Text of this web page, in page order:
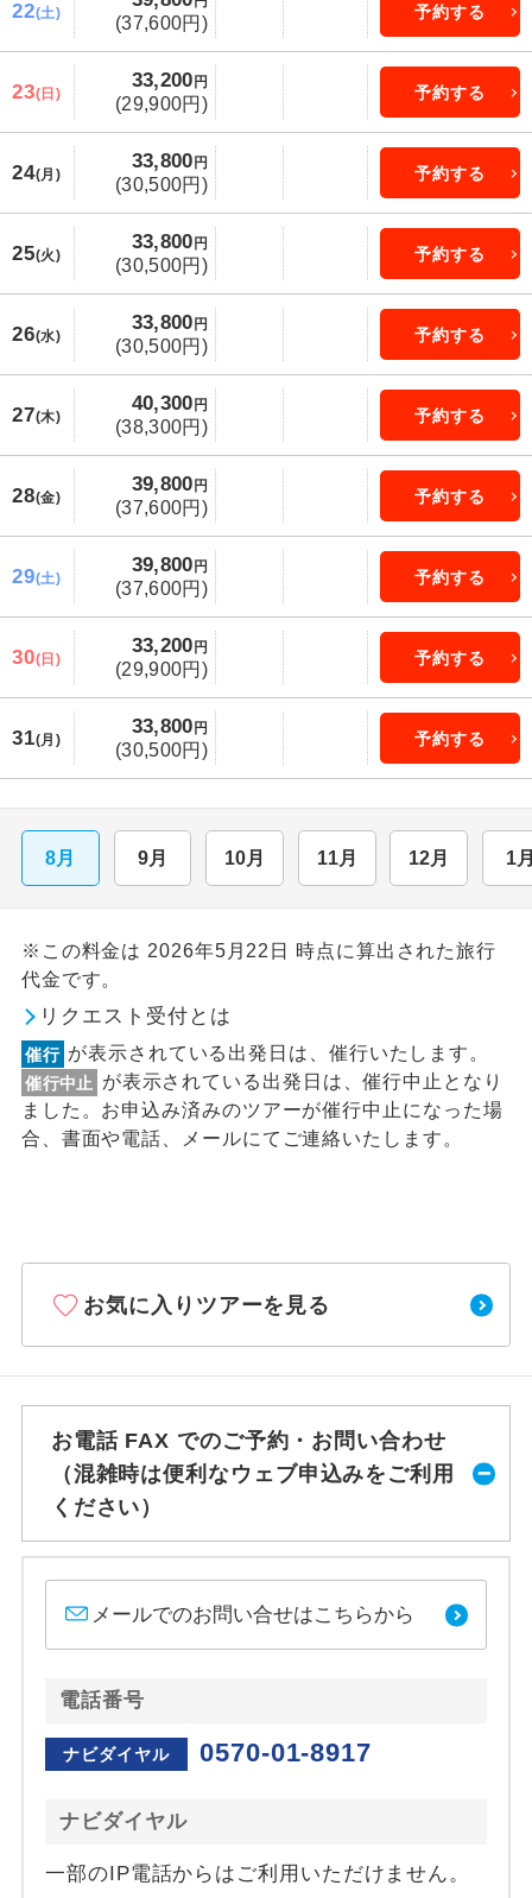
22(土)
(37,600円)
予約する
23(日)
33,200 円
(29,900円)
予約する
24(月)
33,800 円
(30,500円)
予約する
25(火)
33,800 円
(30,500円)
予約する
26(水)
33,800 円
(30,500円)
予約する
27(木)
40,300 円
(38,300円)
予約する
28(金)
39,800 円
(37,600円)
予約する
29(土)
39,800 円
(37,600円)
予約する
30(日)
33,200 円
(29,900円)
予約する
31(月)
33,800 円
(30,500円)
予約する
8月 9月 10月 11月 12月 1
※この料金は 2026年5月22日 時点に算出された旅行
代金です。
リクエスト受付とは
催行 が表示されている出発日は、催行いたします。
催行中止
が表示されている出発日は、催行中止となり
ました。お申込み済みのツアーが催行中止になった場
合、書面や電話、メールにてご連絡いたします。
お気に入りツアーを見る
お電話 FAX でのご予約・お問い合わせ
（混雑時は便利なウェブ申込みをご利用
ください）
メールでのお問い合せはこちらから
電話番号
ナビダイヤル 0570-01-8917
ナビダイヤル
一部のIP電話からはご利用いただけません。